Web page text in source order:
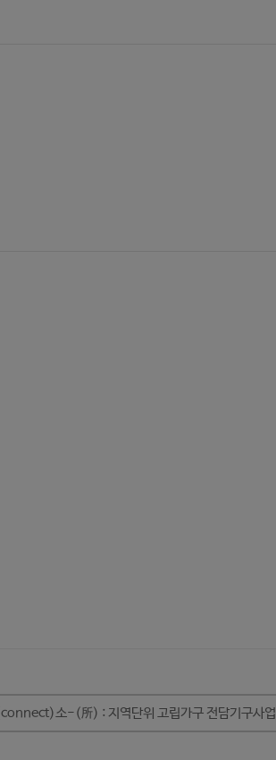
소-(所) : 지역단위 고립가구 전담기구사업]